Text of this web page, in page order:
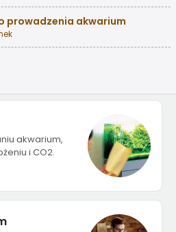
prowadzenia akwarium
akwarium,
i CO2.